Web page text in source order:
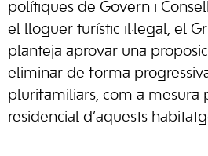
polítiques de Govern i
el lloguer turístic il·legal, el
planteja aprovar una
eliminar de forma
plurifamiliars, com a mesura
residencial d’aquests